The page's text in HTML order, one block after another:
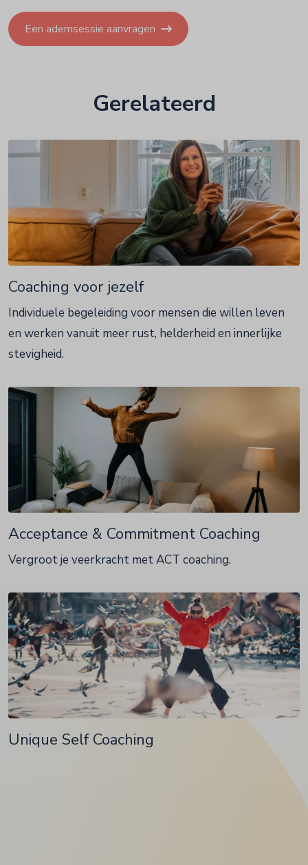
Een ademsessie aanvragen
Gerelateerd
Coaching voor jezelf
Individuele begeleiding voor mensen die willen leven
en werken vanuit meer rust, helderheid en innerlijke
stevigheid.
Acceptance & Commitment Coaching
Vergroot je veerkracht met ACT coaching.
Unique Self Coaching